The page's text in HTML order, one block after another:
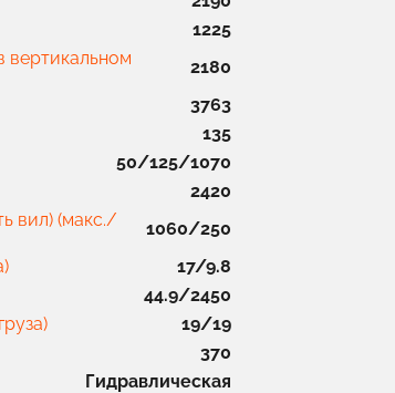
1225
вертикальном
2180
3763
135
50/125/1070
2420
вил) (макс./
1060/250
17/9.8
44.9/2450
19/19
370
Гидравлическая